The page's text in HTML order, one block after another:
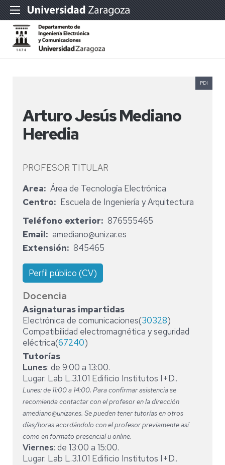
Arturo Jesús Mediano
Heredia
PROFESOR TITULAR
PDI
Area
Área de Tecnología Electrónica
Centro
Escuela de Ingeniería y Arquitectura
Teléfono exterior
876555465
Email
amediano@unizar.es
Extensión
845465
Perfil público (CV)
Docencia
Asignaturas impartidas
Electrónica de comunicaciones(30328)
Compatibilidad electromagnética y seguridad
eléctrica(67240)
Tutorías
Lunes: de 9:00 a 13:00.
Lugar: Lab L.3.1.01 Edificio Institutos I+D..
Lunes: de 11:00 a 14:00. Para confirmar asistencia se
recomienda contactar con el profesor en la dirección
amediano@unizar.es. Se pueden tener tutorías en otros
días/horas acordándolo con el profesor previamente así
como en formato presencial u online.
Viernes: de 13:00 a 15:00.
Lugar: Lab L.3.1.01 Edificio Institutos I+D..